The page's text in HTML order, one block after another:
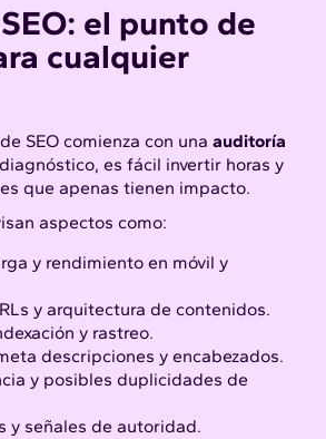
: el punto de
cualquier
SEO comienza con una auditoría
es fácil invertir horas y
que apenas tienen impacto.
aspectos como:
y rendimiento en móvil y
y arquitectura de contenidos.
y rastreo.
descripciones y encabezados.
y posibles duplicidades de
y señales de autoridad.